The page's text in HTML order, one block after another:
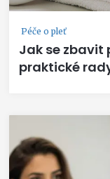
Péče o pleť
Jak se zbavit
praktické